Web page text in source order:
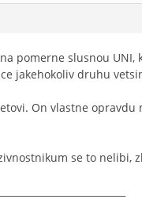
pomerne slusnou
jakehokoliv druhu
On vlastne
se to nelibi,